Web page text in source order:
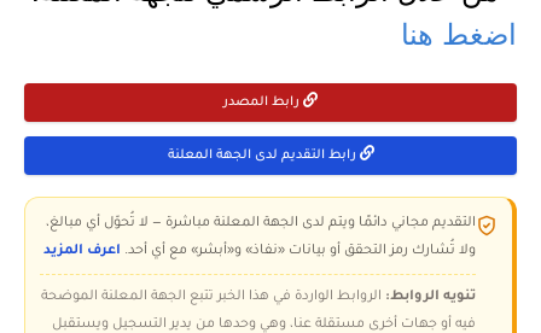
اضغط هنا
رابط المصدر
رابط التقديم لدى الجهة المعلنة
التقديم مجاني دائمًا ويتم لدى الجهة المعلنة مباشرة — لا تُحوّل أي مبالغ،
ولا تُشارك رمز التحقق أو بيانات «نفاذ» و«أبشر» مع أي أحد. اعرف المزيد
تنويه الروابط: الروابط الواردة في هذا الخبر تتبع الجهة المعلنة الموضحة
فيه أو جهات أخرى مستقلة عنا، وهي وحدها من يدير التسجيل ويستقبل